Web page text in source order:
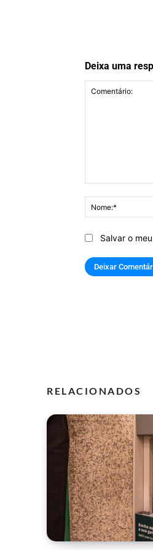
Deixa uma
Salvar o
RELACIONADOS